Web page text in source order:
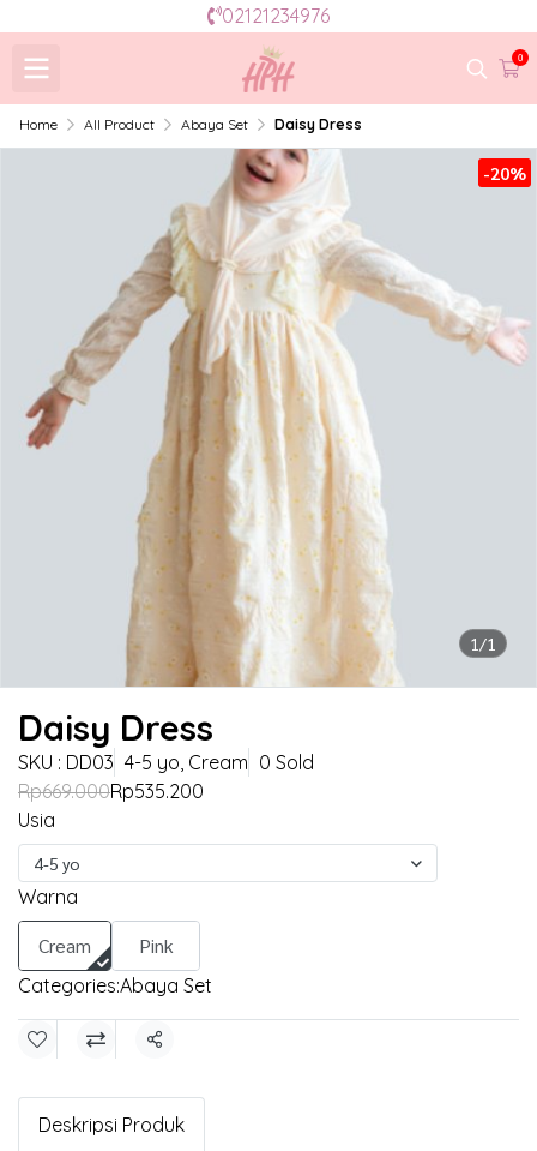
02121234976
0
Home All Product Abaya Set Daisy Dress
1/1
-20%
Daisy Dress
SKU : DD03 4-5 yo, Cream 0 Sold
Rp669.000Rp535.200
Usia
4-5 yo
Warna
Cream Pink
Categories:Abaya Set
Share
Deskripsi Produk